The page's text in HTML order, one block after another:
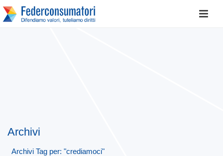
Archivi
Archivi Tag per: "crediamoci"